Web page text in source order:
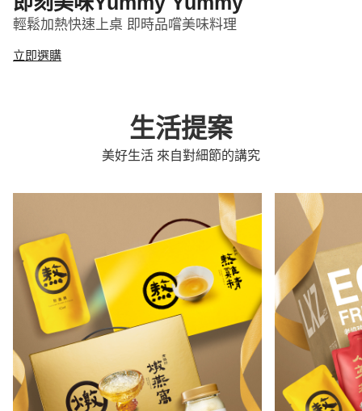
輕鬆加熱快速上桌 即時品嚐美味料理
立即選購
生活提案
美好生活 來自對細節的講究